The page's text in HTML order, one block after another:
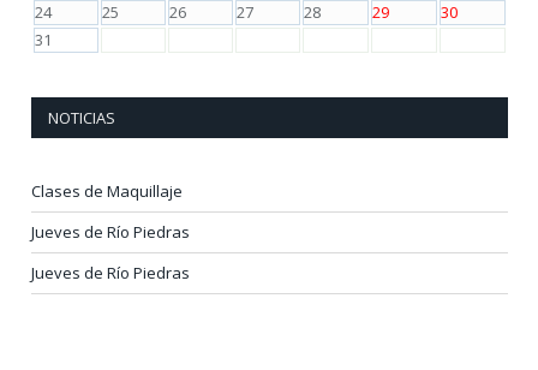
24
25 26 27 28 29
30
31
NOTICIAS
Clases de Maquillaje
Jueves de Río Piedras
Jueves de Río Piedras